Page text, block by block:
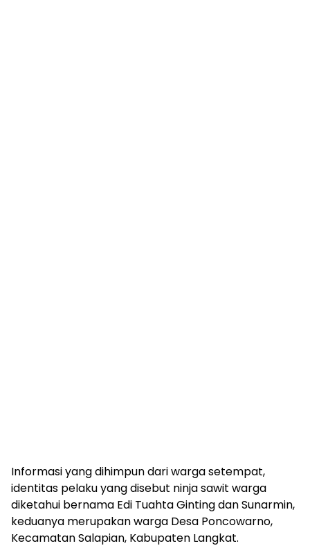
Informasi yang dihimpun dari warga setempat,
identitas pelaku yang disebut ninja sawit warga
diketahui bernama Edi Tuahta Ginting dan Sunarmin,
keduanya merupakan warga Desa Poncowarno,
Kecamatan Salapian, Kabupaten Langkat.